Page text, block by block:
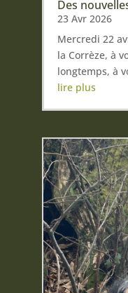
Des
23 Avr 2026
Mercredi 22
la Corrèze, à
longtemps, à
lire plus